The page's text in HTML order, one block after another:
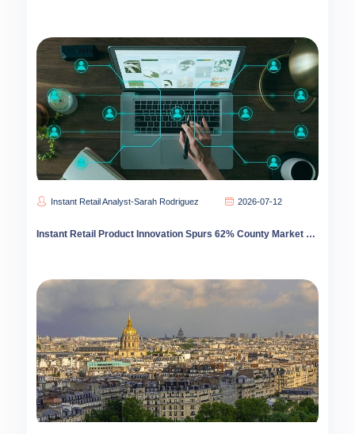
Instant Retail Analyst-Sarah Rodriguez 2026-07-12
Instant Retail Product Innovation Spurs 62% County Market Growth